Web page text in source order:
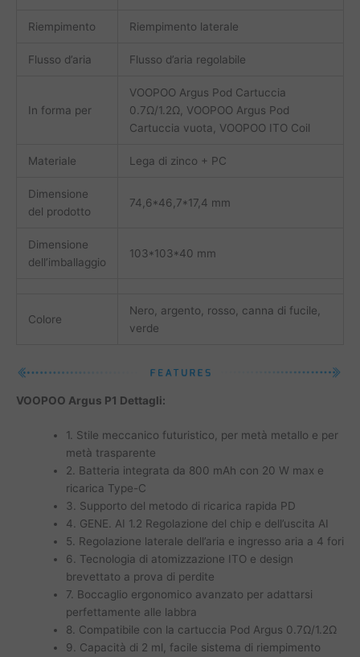
Riempimento Riempimento laterale
Flusso d’aria Flusso d’aria regolabile
In forma per
VOOPOO Argus Pod Cartuccia
0.7Ω/1.2Ω, VOOPOO Argus Pod
Cartuccia vuota, VOOPOO ITO Coil
Materiale Lega di zinco + PC
Dimensione
del prodotto
74,6*46,7*17,4 mm
Dimensione
dell’imballaggio
103*103*40 mm
Colore
Nero, argento, rosso, canna di fucile,
verde
VOOPOO Argus P1 Dettagli:
1. Stile meccanico futuristico, per metà metallo e per
metà trasparente
2. Batteria integrata da 800 mAh con 20 W max e
ricarica Type-C
3. Supporto del metodo di ricarica rapida PD
4. GENE. AI 1.2 Regolazione del chip e dell’uscita AI
5. Regolazione laterale dell’aria e ingresso aria a 4 fori
6. Tecnologia di atomizzazione ITO e design
brevettato a prova di perdite
7. Boccaglio ergonomico avanzato per adattarsi
perfettamente alle labbra
8. Compatibile con la cartuccia Pod Argus 0.7Ω/1.2Ω
9. Capacità di 2 ml, facile sistema di riempimento